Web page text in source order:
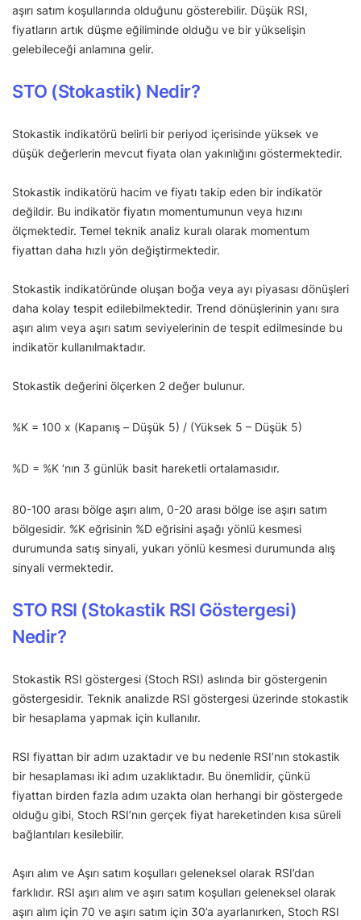
aşırı satım koşullarında olduğunu gösterebilir. Düşük RSI,
fiyatların artık düşme eğiliminde olduğu ve bir yükselişin
gelebileceği anlamına gelir.
STO (Stokastik) Nedir?
Stokastik indikatörü belirli bir periyod içerisinde yüksek ve
düşük değerlerin mevcut fiyata olan yakınlığını göstermektedir.
Stokastik indikatörü hacim ve fiyatı takip eden bir indikatör
değildir. Bu indikatör fiyatın momentumunun veya hızını
ölçmektedir. Temel teknik analiz kuralı olarak momentum
fiyattan daha hızlı yön değiştirmektedir.
Stokastik indikatöründe oluşan boğa veya ayı piyasası dönüşleri
daha kolay tespit edilebilmektedir. Trend dönüşlerinin yanı sıra
aşırı alım veya aşırı satım seviyelerinin de tespit edilmesinde bu
indikatör kullanılmaktadır.
Stokastik değerini ölçerken 2 değer bulunur.
%K = 100 x (Kapanış – Düşük 5) / (Yüksek 5 – Düşük 5)
%D = %K ‘nın 3 günlük basit hareketli ortalamasıdır.
80-100 arası bölge aşırı alım, 0-20 arası bölge ise aşırı satım
bölgesidir. %K eğrisinin %D eğrisini aşağı yönlü kesmesi
durumunda satış sinyali, yukarı yönlü kesmesi durumunda alış
sinyali vermektedir.
STO RSI (Stokastik RSI Göstergesi)
Nedir?
Stokastik RSI göstergesi (Stoch RSI) aslında bir göstergenin
göstergesidir. Teknik analizde RSI göstergesi üzerinde stokastik
bir hesaplama yapmak için kullanılır.
RSI fiyattan bir adım uzaktadır ve bu nedenle RSI’nın stokastik
bir hesaplaması iki adım uzaklıktadır. Bu önemlidir, çünkü
fiyattan birden fazla adım uzakta olan herhangi bir göstergede
olduğu gibi, Stoch RSI’nın gerçek fiyat hareketinden kısa süreli
bağlantıları kesilebilir.
Aşırı alım ve Aşırı satım koşulları geleneksel olarak RSI’dan
farklıdır. RSI aşırı alım ve aşırı satım koşulları geleneksel olarak
aşırı alım için 70 ve aşırı satım için 30’a ayarlanırken, Stoch RSI